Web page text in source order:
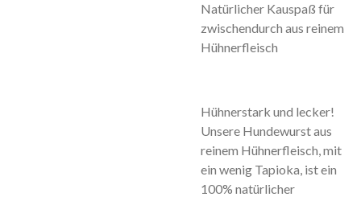
Natürlicher Kauspaß für
zwischendurch aus reinem
Hühnerfleisch
Hühnerstark und lecker!
Unsere Hundewurst aus
reinem Hühnerfleisch, mit
ein wenig Tapioka, ist ein
100% natürlicher